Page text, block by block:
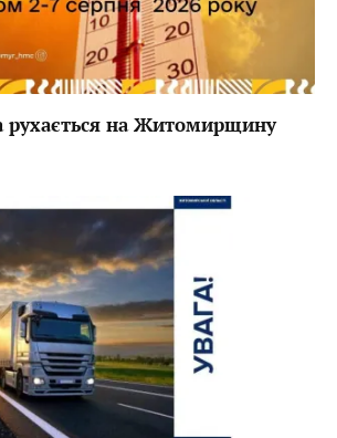
рухається на Житомирщину